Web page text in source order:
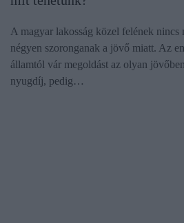
A magyar lakosság közel felének nincs
négyen szoronganak a jövő miatt. Az
államtól vár megoldást az olyan
nyugdíj, pedig…